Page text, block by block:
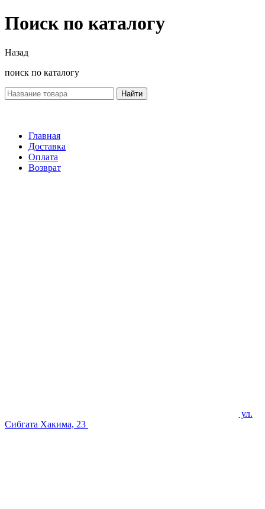
Поиск по каталогу
Назад
поиск по каталогу
Найти
Главная
Доставка
Оплата
Возврат
ул.
Сибгата Хакима, 23